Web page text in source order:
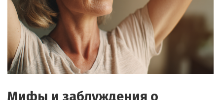
Мифы и заблуждения о